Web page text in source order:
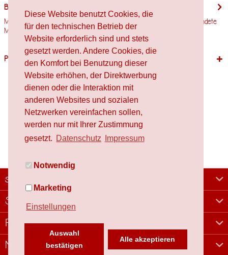
Diese Website benutzt Cookies, die
für den technischen Betrieb der
Website erforderlich sind und stets
gesetzt werden. Andere Cookies, die
den Komfort bei Benutzung dieser
Website erhöhen, der Direktwerbung
dienen oder die Interaktion mit
anderen Websites und sozialen
Netzwerken vereinfachen sollen,
werden nur mit Ihrer Zustimmung
gesetzt. Datenschutz Impressum
Notwendig
Marketing
Einstellungen
Auswahl
bestätigen
Alle akzeptieren
Beschreibung
Motivgröße: 32mm x 48mm Stempelholzgröße: 35mm x 50mm Verwendete
Materialien Holz,...mehr
Passende Produkte
schafproduction
Shop
Rechtliches
Newsletter